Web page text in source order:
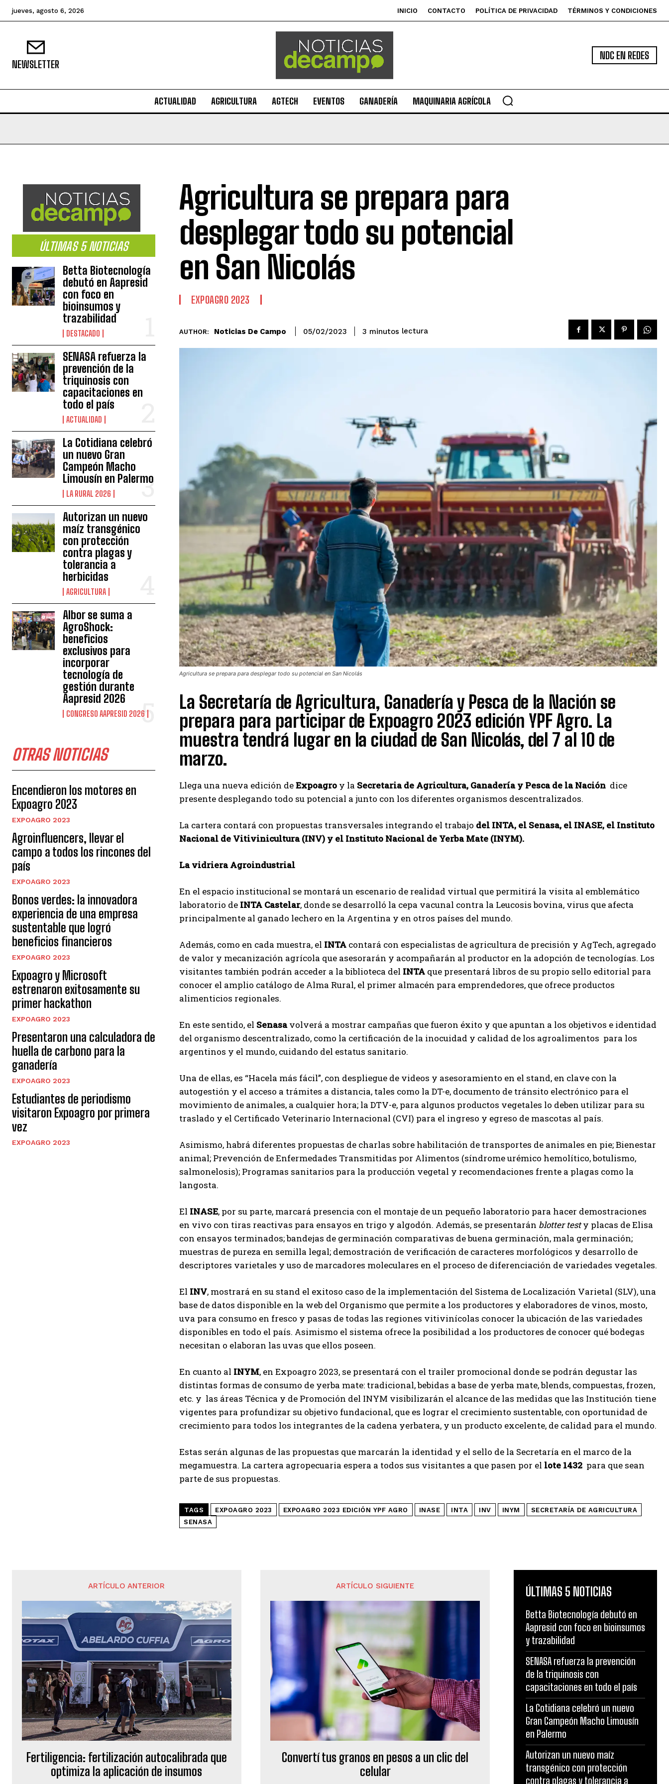
Suscribite al Newsletter
QUIERO SUSCRIBIRME
jueves, agosto 6, 2026 INICIO CONTACTO POLÍTICA DE PRIVACIDAD TÉRMINOS Y CONDICIONES
NEWSLETTER
NDC EN REDES
ACTUALIDAD AGRICULTURA AGTECH EVENTOS GANADERÍA MAQUINARIA AGRÍCOLA
ÚLTIMAS 5 NOTICIAS
Betta Biotecnología
debutó en Aapresid
con foco en
bioinsumos y
trazabilidad
DESTACADO
SENASA refuerza la
prevención de la
triquinosis con
capacitaciones en
todo el país
ACTUALIDAD
La Cotidiana celebró
un nuevo Gran
Campeón Macho
Limousín en Palermo
LA RURAL 2026
Autorizan un nuevo
maíz transgénico
con protección
contra plagas y
tolerancia a
herbicidas
AGRICULTURA
Albor se suma a
AgroShock:
beneficios
exclusivos para
incorporar
tecnología de
gestión durante
Aapresid 2026
CONGRESO AAPRESID 2026
OTRAS NOTICIAS
Encendieron los motores en
Expoagro 2023
EXPOAGRO 2023
Agroinfluencers, llevar el
campo a todos los rincones del
país
EXPOAGRO 2023
Bonos verdes: la innovadora
experiencia de una empresa
sustentable que logró
beneficios financieros
EXPOAGRO 2023
Expoagro y Microsoft
estrenaron exitosamente su
primer hackathon
EXPOAGRO 2023
Presentaron una calculadora de
huella de carbono para la
ganadería
EXPOAGRO 2023
Estudiantes de periodismo
visitaron Expoagro por primera
vez
EXPOAGRO 2023
Agricultura se prepara para
desplegar todo su potencial
en San Nicolás
EXPOAGRO 2023
AUTHOR: Noticias De Campo 05/02/2023 3 minutos lectura
Agricultura se prepara para desplegar todo su potencial en San Nicolás
La Secretaría de Agricultura, Ganadería y Pesca de la Nación se
prepara para participar de Expoagro 2023 edición YPF Agro. La
muestra tendrá lugar en la ciudad de San Nicolás, del 7 al 10 de
marzo.
Llega una nueva edición deExpoagro y la Secretaria de Agricultura, Ganadería y Pesca de la Nación dice
presente desplegando todo su potencial a junto con los diferentes organismos descentralizados.
La cartera contará con propuestas transversales integrando el trabajo del INTA, el Senasa, el INASE, el Instituto
Nacional de Vitivinicultura (INV) y el Instituto Nacional de Yerba Mate (INYM).
La vidriera Agroindustrial
En el espacio institucional se montará un escenario de realidad virtual que permitirá la visita al emblemático
laboratorio de INTA Castelar, donde se desarrolló la cepa vacunal contra la Leucosis bovina, virus que afecta
principalmente al ganado lechero en la Argentina y en otros países del mundo.
Además, como en cada muestra, el INTA contará con especialistas de agricultura de precisión y AgTech, agregado
de valor y mecanización agrícola que asesorarán y acompañarán al productor en la adopción de tecnologías. Los
visitantes también podrán acceder a la biblioteca del INTA que presentará libros de su propio sello editorial para
conocer el amplio catálogo de Alma Rural, el primer almacén para emprendedores, que ofrece productos
alimenticios regionales.
En este sentido, el Senasavolverá a mostrar campañas que fueron éxito y que apuntan a los objetivos e identidad
del organismo descentralizado, como la certificación de la inocuidad y calidad de los agroalimentos para los
argentinos y el mundo, cuidando del estatus sanitario.
Una de ellas, es “Hacela más fácil”, con despliegue de videos y asesoramiento en el stand, en clave con la
autogestión y el acceso a trámites a distancia, tales como la DT-e, documento de tránsito electrónico para el
movimiento de animales, a cualquier hora; la DTV-e, para algunos productos vegetales lo deben utilizar para su
traslado y el Certificado Veterinario Internacional (CVI) para el ingreso y egreso de mascotas al país.
Asimismo, habrá diferentes propuestas de charlas sobre habilitación de transportes de animales en pie; Bienestar
animal; Prevención de Enfermedades Transmitidas por Alimentos (síndrome urémico hemolítico, botulismo,
salmonelosis); Programas sanitarios para la producción vegetal y recomendaciones frente a plagas como la
langosta.
El INASE, por su parte, marcará presencia con el montaje de un pequeño laboratorio para hacer demostraciones
en vivo con tiras reactivas para ensayos en trigo y algodón. Además, se presentarán blotter testy placas de Elisa
con ensayos terminados; bandejas de germinación comparativas de buena germinación, mala germinación;
muestras de pureza en semilla legal; demostración de verificación de caracteres morfológicos y desarrollo de
descriptores varietales y uso de marcadores moleculares en el proceso de diferenciación de variedades vegetales.
El INV, mostrará en su stand el exitoso caso de la implementación del Sistema de Localización Varietal (SLV), una
base de datos disponible en la web del Organismo que permite a los productores y elaboradores de vinos, mosto,
uva para consumo en fresco y pasas de todas las regiones vitivinícolas conocer la ubicación de las variedades
disponibles en todo el país. Asimismo el sistema ofrece la posibilidad a los productores de conocer qué bodegas
necesitan o elaboran las uvas que ellos poseen.
En cuanto al INYM, en Expoagro 2023, se presentará con el trailer promocional donde se podrán degustar las
distintas formas de consumo de yerba mate: tradicional, bebidas a base de yerba mate, blends, compuestas, frozen,
etc. y las áreas Técnica y de Promoción del INYM visibilizarán el alcance de las medidas que las Institución tiene
vigentes para profundizar su objetivo fundacional, que es lograr el crecimiento sustentable, con oportunidad de
crecimiento para todos los integrantes de la cadena yerbatera, y un producto excelente, de calidad para el mundo.
Estas serán algunas de las propuestas que marcarán la identidad y el sello de la Secretaría en el marco de la
megamuestra. La cartera agropecuaria espera a todos sus visitantes a que pasen por el lote 1432 para que sean
parte de sus propuestas.
TAGS EXPOAGRO 2023 EXPOAGRO 2023 EDICIÓN YPF AGRO INASE INTA INV INYM
SECRETARÍA DE AGRICULTURA
SENASA
ARTÍCULO ANTERIOR
Fertiligencia: fertilización autocalibrada que
optimiza la aplicación de insumos
ARTÍCULO SIGUIENTE
Convertí tus granos en pesos a un clic del
celular
ÚLTIMAS 5 NOTICIAS
Betta Biotecnología debutó en
Aapresid con foco en bioinsumos
y trazabilidad
SENASA refuerza la prevención
de la triquinosis con
capacitaciones en todo el país
La Cotidiana celebró un nuevo
Gran Campeón Macho Limousín
en Palermo
Autorizan un nuevo maíz
transgénico con protección
contra plagas y tolerancia a